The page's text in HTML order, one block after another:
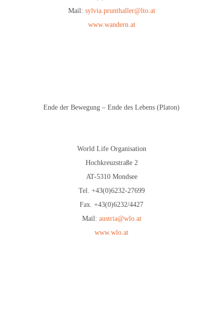
Mail: sylvia.prunthaller@lto.at
www.wandern.at
Ende der Bewegung – Ende des Lebens (Platon)
World Life Organisation
Hochkreuzstraße 2
AT-5310 Mondsee
Tel. +43(0)6232-27699
Fax. +43(0)6232/4427
Mail: austria@wlo.at
www.wlo.at